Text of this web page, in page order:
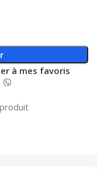
à mes favoris